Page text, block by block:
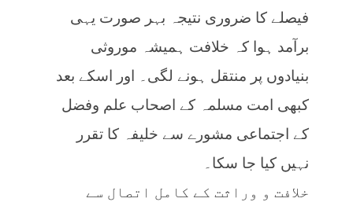
فیصلے کا ضروری نتیجہ بہر صورت یہی
برآمد ہوا کہ خلافت ہمیشہ موروثی
بنیادوں پر منتقل ہونے لگی۔ اور اسکے بعد
کبھی امت مسلمہ کے اصحاب علم وفضل
کے اجتماعی مشورے سے خلیفہ کا تقرر
نہیں کیا جا سکا۔
خلافت و وراثت کے کامل اتصال سے